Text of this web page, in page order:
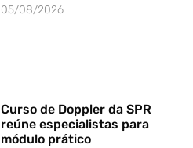
05/08/2026
Curso de Doppler da SPR
reúne especialistas para
módulo prático